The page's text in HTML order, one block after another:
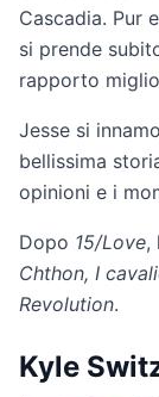
Cascadia. Pur
si prende
rapporto
Jesse si
bellissima
opinioni e i
Dopo 15/Love,
Chthon, I
Revolution.
Kyle